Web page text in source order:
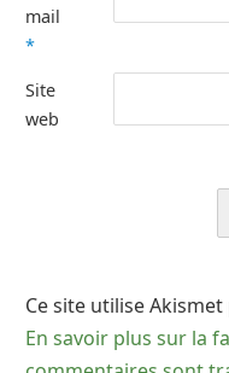
mail
*
Site
web
Ce site utilise
En savoir plus sur la